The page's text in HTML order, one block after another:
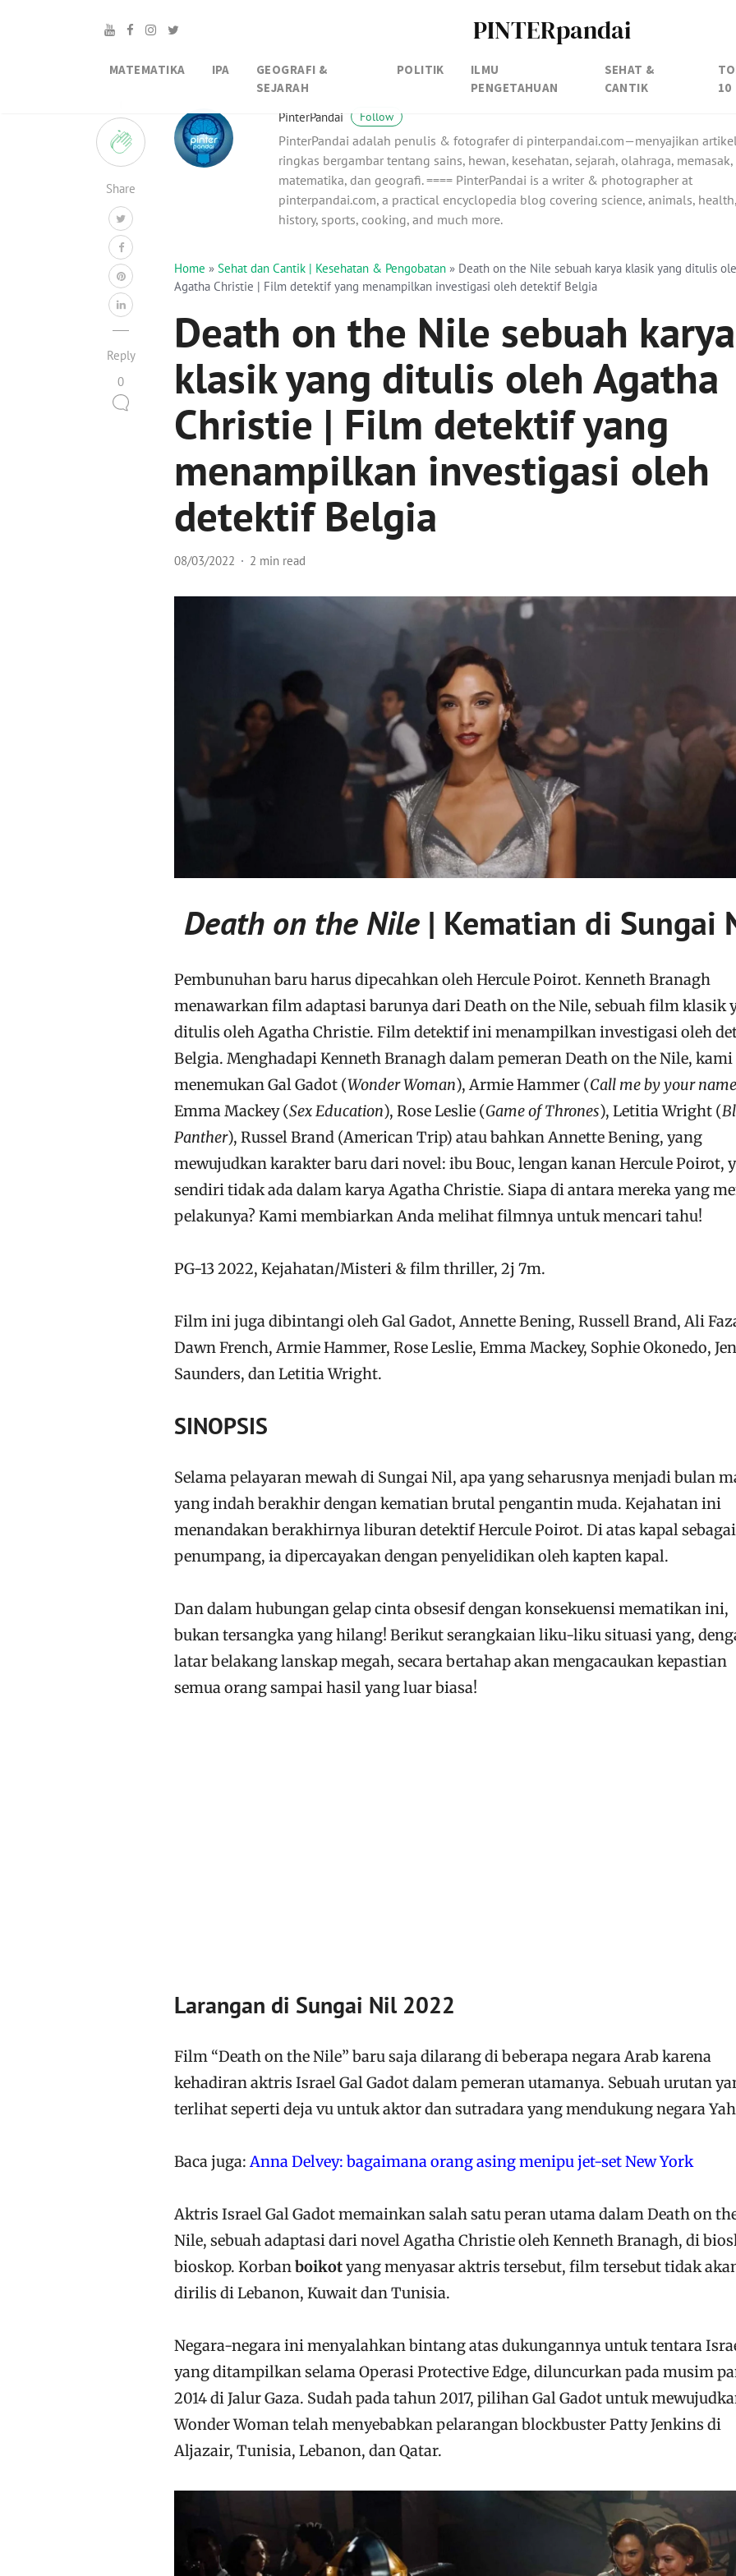
PINTERpandai
MATEMATIKA IPA
GEOGRAFI &
SEJARAH
POLITIK
ILMU
PENGETAHUAN
SEHAT &
CANTIK
10
Share
Reply
0
PinterPandai Follow
PinterPandai adalah penulis & fotografer di pinterpandai.com—menyajikan
ringkas bergambar tentang sains, hewan, kesehatan, sejarah, olahraga, memasak,
matematika, dan geografi. ==== PinterPandai is a writer & photographer at
pinterpandai.com, a practical encyclopedia blog covering science, animals, health,
history, sports, cooking, and much more.
Home » Sehat dan Cantik | Kesehatan & Pengobatan » Death on the Nile sebuah karya klasik yang ditulis
Agatha Christie | Film detektif yang menampilkan investigasi oleh detektif Belgia
Death on the Nile sebuah karya
klasik yang ditulis oleh Agatha
Christie | Film detektif yang
menampilkan investigasi oleh
detektif Belgia
08/03/2022 2 min read
Death on the Nile| Kematian di Sungai
Pembunuhan baru harus dipecahkan oleh Hercule Poirot. Kenneth Branagh
menawarkan film adaptasi barunya dari Death on the Nile, sebuah film klasik
ditulis oleh Agatha Christie. Film detektif ini menampilkan investigasi oleh
Belgia. Menghadapi Kenneth Branagh dalam pemeran Death on the Nile, kami
menemukan Gal Gadot (Wonder Woman), Armie Hammer (Call me by your name
Emma Mackey (Sex Education), Rose Leslie (Game of Thrones), Letitia Wright (
Panther), Russel Brand (American Trip) atau bahkan Annette Bening, yang
mewujudkan karakter baru dari novel: ibu Bouc, lengan kanan Hercule Poirot,
sendiri tidak ada dalam karya Agatha Christie. Siapa di antara mereka yang
pelakunya? Kami membiarkan Anda melihat filmnya untuk mencari tahu!
PG-13 2022, Kejahatan/Misteri & film thriller, 2j 7m.
Film ini juga dibintangi oleh Gal Gadot, Annette Bening, Russell Brand, Ali
Dawn French, Armie Hammer, Rose Leslie, Emma Mackey, Sophie Okonedo,
Saunders, dan Letitia Wright.
SINOPSIS
Selama pelayaran mewah di Sungai Nil, apa yang seharusnya menjadi bulan
yang indah berakhir dengan kematian brutal pengantin muda. Kejahatan ini
menandakan berakhirnya liburan detektif Hercule Poirot. Di atas kapal sebagai
penumpang, ia dipercayakan dengan penyelidikan oleh kapten kapal.
Dan dalam hubungan gelap cinta obsesif dengan konsekuensi mematikan ini,
bukan tersangka yang hilang! Berikut serangkaian liku-liku situasi yang,
latar belakang lanskap megah, secara bertahap akan mengacaukan kepastian
semua orang sampai hasil yang luar biasa!
Larangan di Sungai Nil 2022
Film “Death on the Nile” baru saja dilarang di beberapa negara Arab karena
kehadiran aktris Israel Gal Gadot dalam pemeran utamanya. Sebuah urutan
terlihat seperti deja vu untuk aktor dan sutradara yang mendukung negara
Baca juga:Anna Delvey: bagaimana orang asing menipu jet-set New York
Aktris Israel Gal Gadot memainkan salah satu peran utama dalam Death on
Nile, sebuah adaptasi dari novel Agatha Christie oleh Kenneth Branagh, di
bioskop. Korbanboikotyang menyasar aktris tersebut, film tersebut tidak
dirilis di Lebanon, Kuwait dan Tunisia.
Negara-negara ini menyalahkan bintang atas dukungannya untuk tentara
yang ditampilkan selama Operasi Protective Edge, diluncurkan pada musim
2014 di Jalur Gaza. Sudah pada tahun 2017, pilihan Gal Gadot untuk
Wonder Woman telah menyebabkan pelarangan blockbuster Patty Jenkins di
Aljazair, Tunisia, Lebanon, dan Qatar.